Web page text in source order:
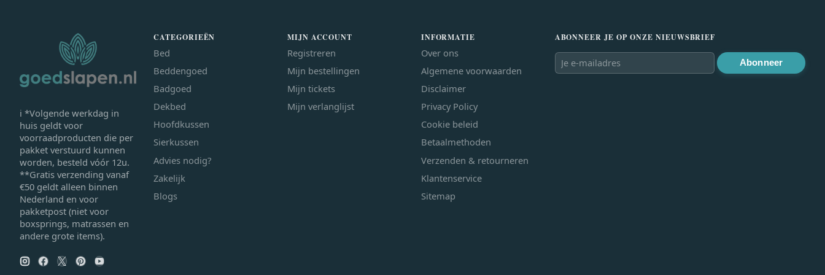
ℹ *Volgende werkdag in
huis geldt voor
voorraadproducten die per
pakket verstuurd kunnen
worden, besteld vóór 12u.
**Gratis verzending vanaf
€50 geldt alleen binnen
Nederland en voor
pakketpost (niet voor
boxsprings, matrassen en
andere grote items).
CATEGORIEËN
Bed
Beddengoed
Badgoed
Dekbed
Hoofdkussen
Sierkussen
Advies nodig?
Zakelijk
Blogs
MIJN ACCOUNT
Registreren
Mijn bestellingen
Mijn tickets
Mijn verlanglijst
INFORMATIE
Over ons
Algemene voorwaarden
Disclaimer
Privacy Policy
Cookie beleid
Betaalmethoden
Verzenden & retourneren
Klantenservice
Sitemap
ABONNEER JE OP ONZE NIEUWSBRIEF
Abonneer